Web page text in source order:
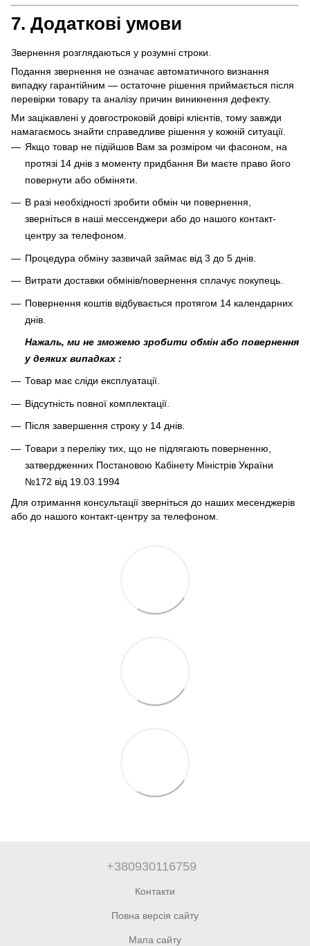
7. Додаткові умови
Звернення розглядаються у розумні строки.
Подання звернення не означає автоматичного визнання
випадку гарантійним — остаточне рішення приймається після
перевірки товару та аналізу причин виникнення дефекту.
Ми зацікавлені у довгостроковій довірі клієнтів, тому завжди
намагаємось знайти справедливе рішення у кожній ситуації.
Якщо товар не підійшов Вам за розміром чи фасоном, на
протязі 14 днів з моменту придбання Ви маєте право його
повернути або обміняти.
В разі необхідності зробити обмін чи повернення,
зверніться в наші мессенджери або до нашого контакт-
центру за телефоном.
Процедура обміну зазвичай займає від 3 до 5 днів.
Витрати доставки обмінів/повернення сплачує покупець
Повернення коштів відбувається протягом 14 календарних
днів.
Нажаль, ми не зможемо зробити обмін або повернення
у деяких випадках :
Товар має сліди експлуатації.
Відсутність повної комплектації.
Після завершення строку у 14 днів.
Товари з переліку тих, що не підлягають поверненню,
затвердженних Постановою Кабінету Міністрів України
№172 від 19.03.1994
Для отримання консультації зверніться до наших месенджерів
або до нашого контакт-центру за телефоном.
+380930116759
Контакти
Повна версія сайту
Мапа сайту